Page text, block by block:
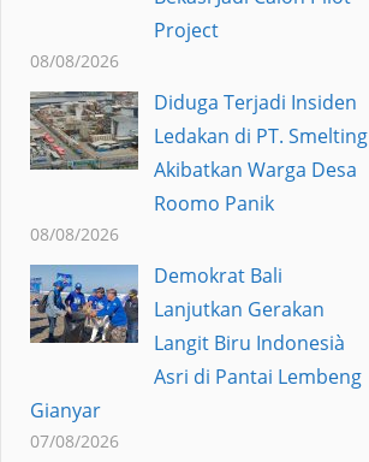
Project
08/08/2026
Diduga Terjadi Insiden
Ledakan di PT. Smelting
Akibatkan Warga Desa
Roomo Panik
08/08/2026
Demokrat Bali
Lanjutkan Gerakan
Langit Biru Indonesià
Asri di Pantai Lembeng
Gianyar
07/08/2026